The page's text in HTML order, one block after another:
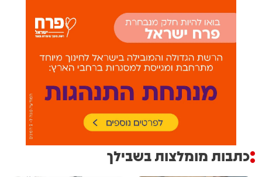
כתבות מומלצות בשבילך